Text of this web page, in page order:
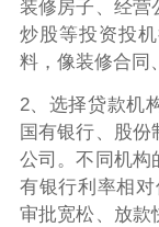
装修房子、经营
炒股等投资投
料，像装修合同
2、选择贷款机
国有银行、股
公司。不同机构
有银行利率相
审批宽松、放款